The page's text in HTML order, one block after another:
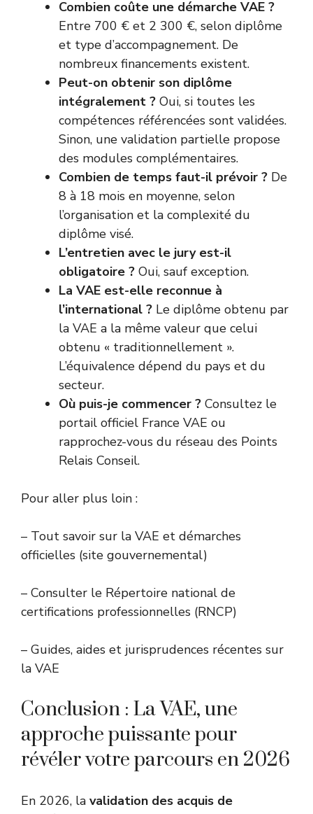
Combien coûte une démarche VAE ?
Entre 700 € et 2 300 €, selon diplôme
et type d’accompagnement. De
nombreux financements existent.
Peut-on obtenir son diplôme
intégralement ? Oui, si toutes les
compétences référencées sont validées.
Sinon, une validation partielle propose
des modules complémentaires.
Combien de temps faut-il prévoir ? De
8 à 18 mois en moyenne, selon
l’organisation et la complexité du
diplôme visé.
L’entretien avec le jury est-il
obligatoire ? Oui, sauf exception.
La VAE est-elle reconnue à
l’international ? Le diplôme obtenu par
la VAE a la même valeur que celui
obtenu « traditionnellement ».
L’équivalence dépend du pays et du
secteur.
Où puis-je commencer ? Consultez le
portail officiel France VAE ou
rapprochez-vous du réseau des Points
Relais Conseil.
Pour aller plus loin :
– Tout savoir sur la VAE et démarches
officielles (site gouvernemental)
– Consulter le Répertoire national de
certifications professionnelles (RNCP)
– Guides, aides et jurisprudences récentes sur
la VAE
Conclusion : La VAE, une
approche puissante pour
révéler votre parcours en 2026
En 2026, la validation des acquis de